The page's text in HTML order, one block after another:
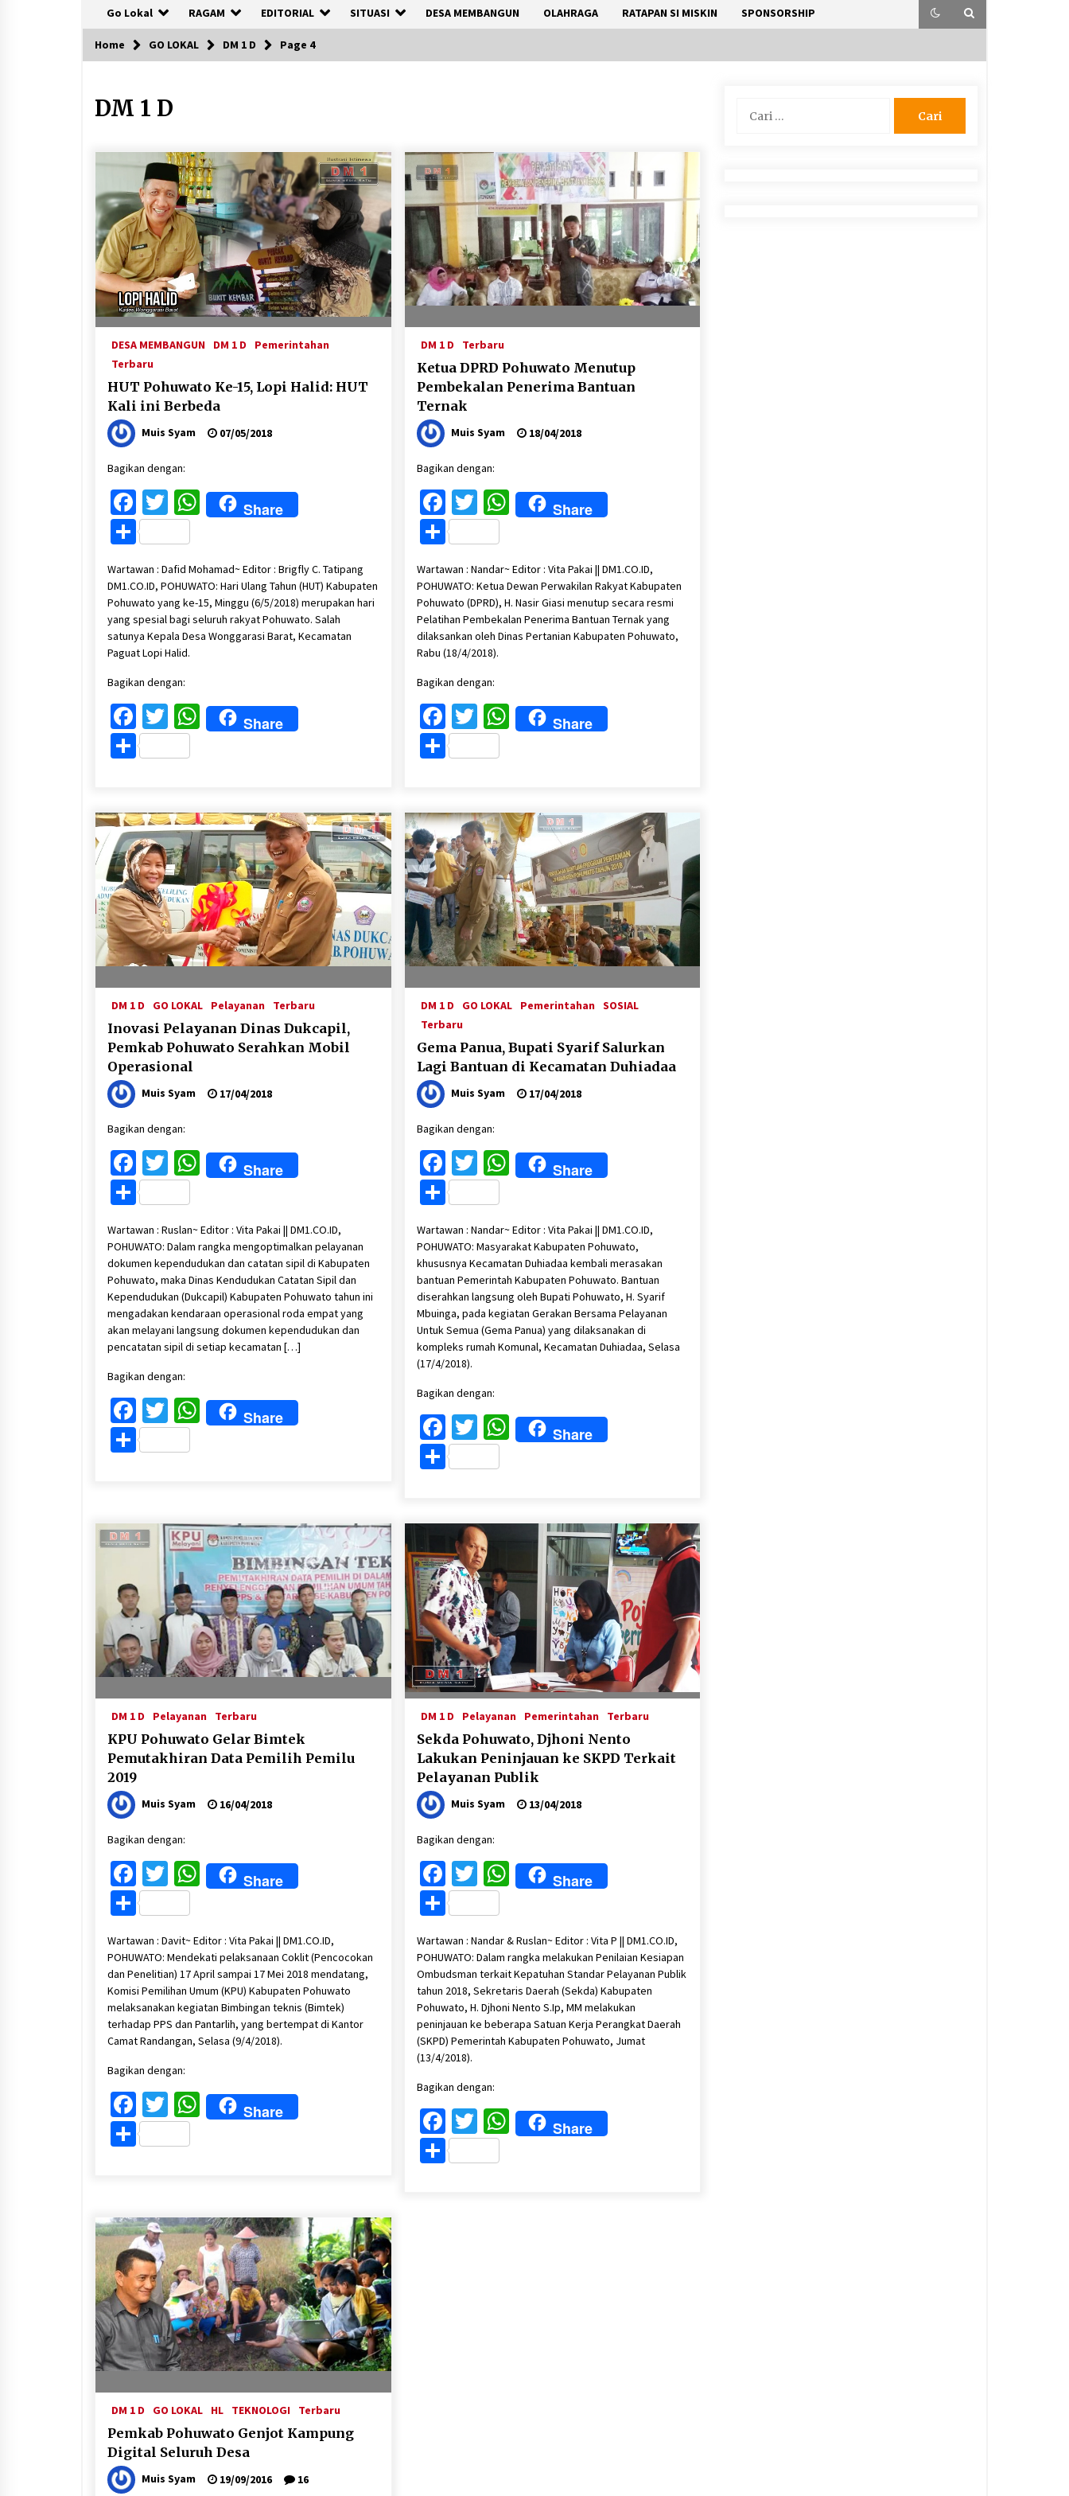
Go Lokal RAGAM EDITORIAL SITUASI DESA MEMBANGUN OLAHRAGA RATAPAN SI MISKIN SPONSORSHIP
Home GO LOKAL DM 1 D Page 4
DM 1 D
DESA MEMBANGUN DM 1 D
Pemerintahan
Terbaru
HUT Pohuwato Ke-15, Lopi Halid: HUT
Kali ini Berbeda
Muis Syam 07/05/2018
Bagikan dengan:
Facebook
Twitter
WhatsApp
Share
Share
Wartawan : Dafid Mohamad~ Editor : Brigfly C. Tatipang
DM1.CO.ID, POHUWATO: Hari Ulang Tahun (HUT) Kabupaten
Pohuwato yang ke-15, Minggu (6/5/2018) merupakan hari
yang spesial bagi seluruh rakyat Pohuwato. Salah
satunya Kepala Desa Wonggarasi Barat, Kecamatan
Paguat Lopi Halid.
Bagikan dengan:
Facebook
Twitter
WhatsApp
Share
Share
DM 1 D Terbaru
Ketua DPRD Pohuwato Menutup
Pembekalan Penerima Bantuan
Ternak
Muis Syam 18/04/2018
Bagikan dengan:
Facebook
Twitter
WhatsApp
Share
Share
Wartawan : Nandar~ Editor : Vita Pakai || DM1.CO.ID,
POHUWATO: Ketua Dewan Perwakilan Rakyat Kabupaten
Pohuwato (DPRD), H. Nasir Giasi menutup secara resmi
Pelatihan Pembekalan Penerima Bantuan Ternak yang
dilaksankan oleh Dinas Pertanian Kabupaten Pohuwato,
Rabu (18/4/2018).
Bagikan dengan:
Facebook
Twitter
WhatsApp
Share
Share
DM 1 D GO LOKAL Pelayanan Terbaru
Inovasi Pelayanan Dinas Dukcapil,
Pemkab Pohuwato Serahkan Mobil
Operasional
Muis Syam 17/04/2018
Bagikan dengan:
Facebook
Twitter
WhatsApp
Share
Share
Wartawan : Ruslan~ Editor : Vita Pakai || DM1.CO.ID,
POHUWATO: Dalam rangka mengoptimalkan pelayanan
dokumen kependudukan dan catatan sipil di Kabupaten
Pohuwato, maka Dinas Kendudukan Catatan Sipil dan
Kependudukan (Dukcapil) Kabupaten Pohuwato tahun ini
mengadakan kendaraan operasional roda empat yang
akan melayani langsung dokumen kependudukan dan
pencatatan sipil di setiap kecamatan […]
Bagikan dengan:
Facebook
Twitter
WhatsApp
Share
Share
DM 1 D GO LOKAL Pemerintahan SOSIAL
Terbaru
Gema Panua, Bupati Syarif Salurkan
Lagi Bantuan di Kecamatan Duhiadaa
Muis Syam 17/04/2018
Bagikan dengan:
Facebook
Twitter
WhatsApp
Share
Share
Wartawan : Nandar~ Editor : Vita Pakai || DM1.CO.ID,
POHUWATO: Masyarakat Kabupaten Pohuwato,
khususnya Kecamatan Duhiadaa kembali merasakan
bantuan Pemerintah Kabupaten Pohuwato. Bantuan
diserahkan langsung oleh Bupati Pohuwato, H. Syarif
Mbuinga, pada kegiatan Gerakan Bersama Pelayanan
Untuk Semua (Gema Panua) yang dilaksanakan di
kompleks rumah Komunal, Kecamatan Duhiadaa, Selasa
(17/4/2018).
Bagikan dengan:
Facebook
Twitter
WhatsApp
Share
Share
DM 1 D Pelayanan Terbaru
KPU Pohuwato Gelar Bimtek
Pemutakhiran Data Pemilih Pemilu
2019
Muis Syam 16/04/2018
Bagikan dengan:
Facebook
Twitter
WhatsApp
Share
Share
Wartawan : Davit~ Editor : Vita Pakai || DM1.CO.ID,
POHUWATO: Mendekati pelaksanaan Coklit (Pencocokan
dan Penelitian) 17 April sampai 17 Mei 2018 mendatang,
Komisi Pemilihan Umum (KPU) Kabupaten Pohuwato
melaksanakan kegiatan Bimbingan teknis (Bimtek)
terhadap PPS dan Pantarlih, yang bertempat di Kantor
Camat Randangan, Selasa (9/4/2018).
Bagikan dengan:
Facebook
Twitter
WhatsApp
Share
Share
DM 1 D Pelayanan Pemerintahan Terbaru
Sekda Pohuwato, Djhoni Nento
Lakukan Peninjauan ke SKPD Terkait
Pelayanan Publik
Muis Syam 13/04/2018
Bagikan dengan:
Facebook
Twitter
WhatsApp
Share
Share
Wartawan : Nandar & Ruslan~ Editor : Vita P || DM1.CO.ID,
POHUWATO: Dalam rangka melakukan Penilaian Kesiapan
Ombudsman terkait Kepatuhan Standar Pelayanan Publik
tahun 2018, Sekretaris Daerah (Sekda) Kabupaten
Pohuwato, H. Djhoni Nento S.Ip, MM melakukan
peninjauan ke beberapa Satuan Kerja Perangkat Daerah
(SKPD) Pemerintah Kabupaten Pohuwato, Jumat
(13/4/2018).
Bagikan dengan:
Facebook
Twitter
WhatsApp
Share
Share
DM 1 D GO LOKAL HL TEKNOLOGI Terbaru
Pemkab Pohuwato Genjot Kampung
Digital Seluruh Desa
Muis Syam 19/09/2016 16
untuk: